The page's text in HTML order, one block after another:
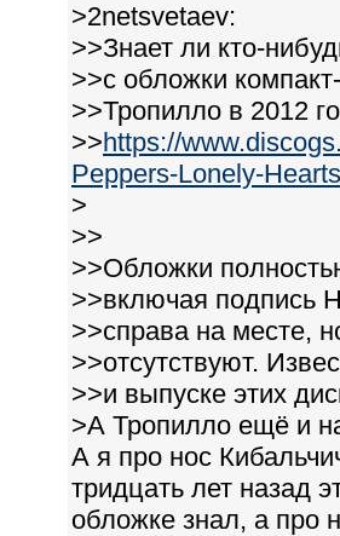
>2netsvetaev:
>>Знает ли кто-
>>с обложки
>>Тропилло в 2012
>>https://
Peppers-Lonely-
>
>>
>>Обложки
>>включая подпись
>>справа на месте,
>>отсутствуют.
>>и выпуске этих
>А Тропилло ещё и
А я про нос
тридцать лет назад
обложке знал, а про